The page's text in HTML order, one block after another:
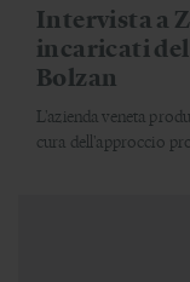
Intervista a
incaricati
Bolzan
L'azienda veneta
cura dell'approccio